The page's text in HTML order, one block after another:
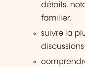
détails,
familier.
suivre la